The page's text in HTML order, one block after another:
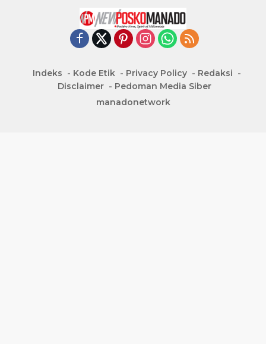
Indeks Kode Etik Privacy Policy
Redaksi
Disclaimer
Pedoman Media Siber
manadonetwork